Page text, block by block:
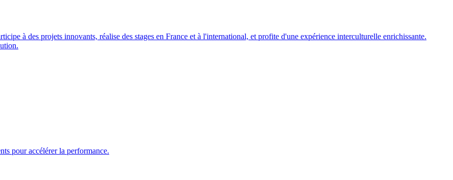
à des projets innovants, réalise des stages en France et à l'international, et profite d'une expérience interculturelle enrichissante.
pour accélérer la performance.